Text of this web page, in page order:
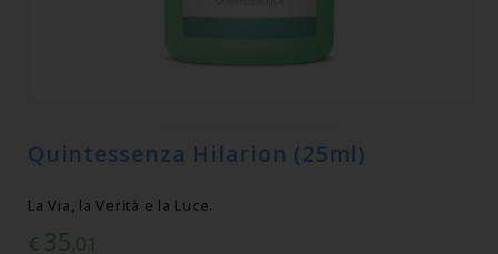
Quintessenza Hilarion (25ml)
La Via, la Verità e la Luce.
€ 35,01